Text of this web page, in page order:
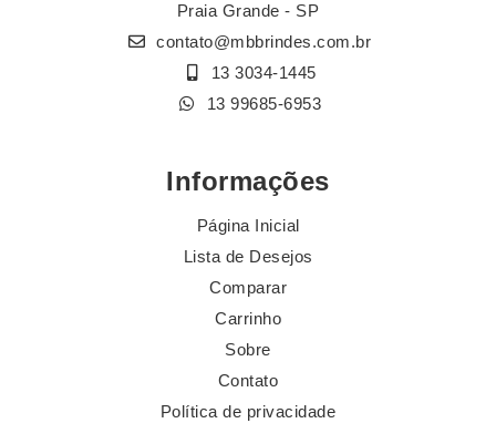
Praia Grande - SP
contato@mbbrindes.com.br
13 3034-1445
13 99685-6953
Informações
Página Inicial
Lista de Desejos
Comparar
Carrinho
Sobre
Contato
Política de privacidade